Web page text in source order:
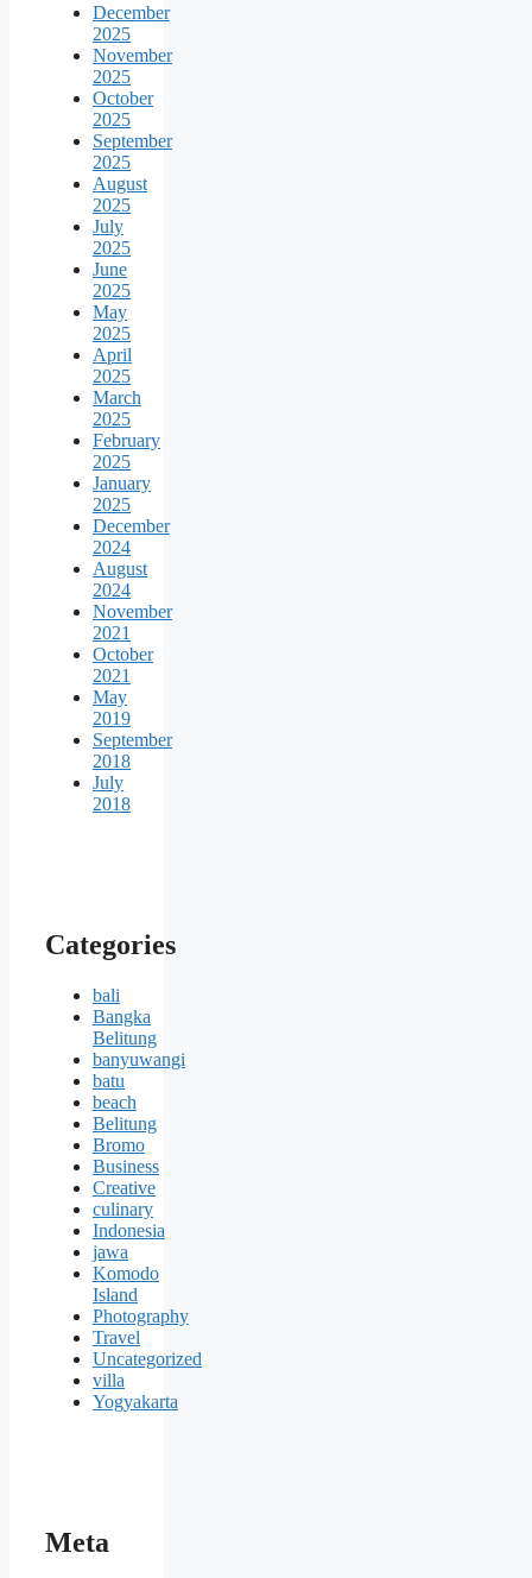
December
2025
November
2025
October
2025
September
2025
August
2025
July
2025
June
2025
May
2025
April
2025
March
2025
February
2025
January
2025
December
2024
August
2024
November
2021
October
2021
May
2019
September
2018
July
2018
Categories
bali
Bangka
Belitung
banyuwangi
batu
beach
Belitung
Bromo
Business
Creative
culinary
Indonesia
jawa
Komodo
Island
Photography
Travel
Uncategorized
villa
Yogyakarta
Meta